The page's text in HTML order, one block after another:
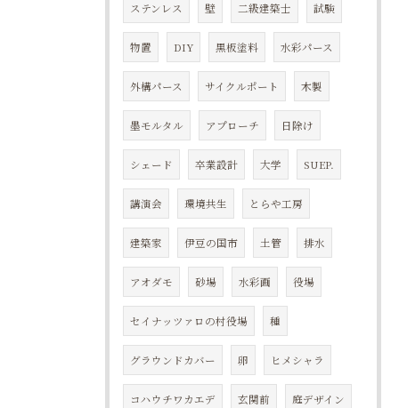
ステンレス 壁 二級建築士 試験
物置 DIY 黒板塗料 水彩パース
外構パース サイクルポート 木製
墨モルタル アプローチ 日除け
シェード 卒業設計 大学 SUEP.
講演会 環境共生 とらや工房
建築家 伊豆の国市 土管 排水
アオダモ 砂場 水彩画 役場
セイナッツァロの村役場 種
グラウンドカバー 卵 ヒメシャラ
コハウチワカエデ 玄関前 庭デザイン